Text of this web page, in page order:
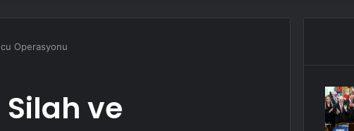
Operasyonu
Silah ve